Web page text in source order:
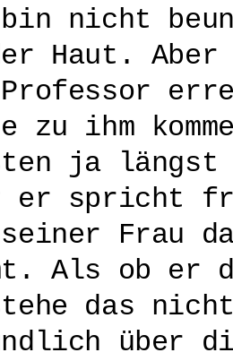
nicht
Haut.
zu ihm
ja
er spricht
Frau
Als ob
das
über